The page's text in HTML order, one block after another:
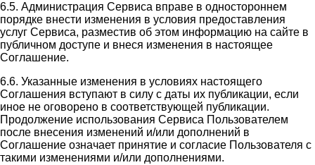
6.5. Администрация Сервиса вправе в одностороннем
порядке внести изменения в условия предоставления
услуг Сервиса, разместив об этом информацию на сайте в
публичном доступе и внеся изменения в настоящее
Соглашение.
6.6. Указанные изменения в условиях настоящего
Соглашения вступают в силу с даты их публикации, если
иное не оговорено в соответствующей публикации.
Продолжение использования Сервиса Пользователем
после внесения изменений и/или дополнений в
Соглашение означает принятие и согласие Пользователя с
такими изменениями и/или дополнениями.